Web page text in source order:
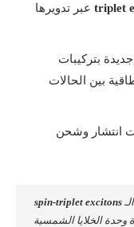
triplet عبر تدويرها
جديدة بتركيبات
بين الحالات
انتشار وشحن
spin-triplet excitons
وحدة الخلايا الشمسية